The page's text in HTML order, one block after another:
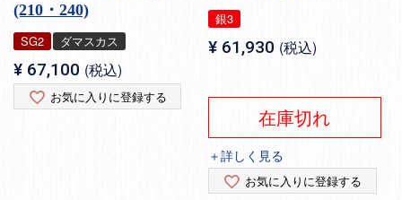
(210・240)
SG2 ダマスカス
¥ 67,100 税込
お気に入りに登録する
銀3
¥ 61,930 税込
在庫切れ
＋詳しく見る
お気に入りに登録する